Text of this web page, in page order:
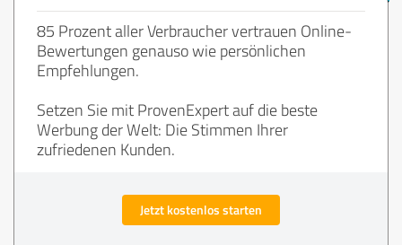
85 Prozent aller Verbraucher vertrauen Online-
Bewertungen genauso wie persönlichen
Empfehlungen.
Setzen Sie mit ProvenExpert auf die beste
Werbung der Welt: Die Stimmen Ihrer
zufriedenen Kunden.
Jetzt kostenlos starten